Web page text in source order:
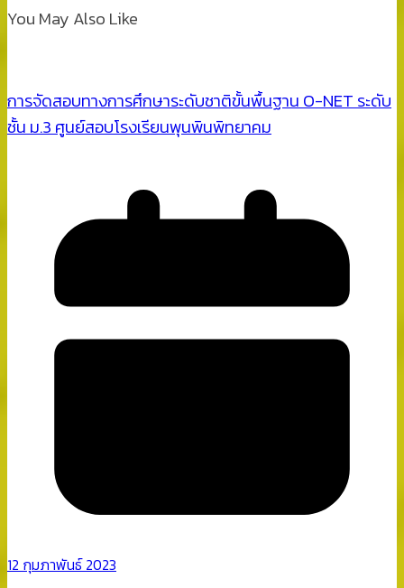
You May Also Like
การจัดสอบทางการศึกษาระดับชาติขั้นพื้นฐาน O-NET ระดับ
ชั้น ม.3 ศูนย์สอบโรงเรียนพุนพินพิทยาคม
12 กุมภาพันธ์ 2023